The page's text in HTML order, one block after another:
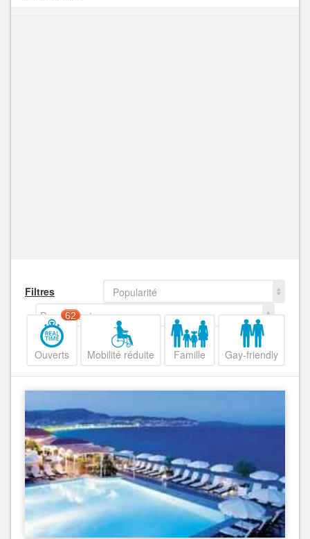
Filtres
Popularité
Decroissant
Ouverts
62
Mobilité réduite Famille Gay-friendly